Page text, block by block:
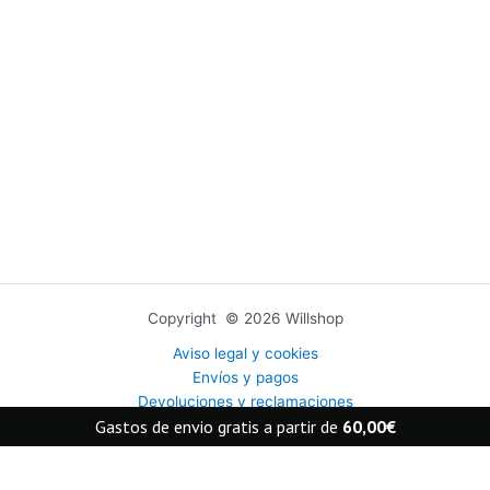
Copyright © 2026 Willshop
Aviso legal y cookies
Envíos y pagos
Devoluciones y reclamaciones
Gastos de envio gratis a partir de 60,00€